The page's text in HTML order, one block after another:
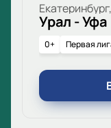
Урал - Уфа
0+ Первая